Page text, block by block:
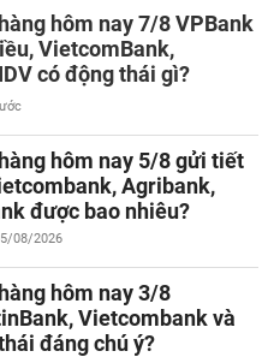
hôm nay 7/8 VPBank
VietcomBank,
có động thái gì?
hôm nay 5/8 gửi tiết
Agribank,
được bao nhiêu?
08/2026
hôm nay 3/8
Vietcombank và
đáng chú ý?